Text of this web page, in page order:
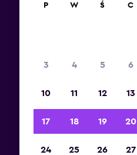
P W Ś C
3 4 5 6
10 11 12 13
17 18 19 20
24 25 26 27